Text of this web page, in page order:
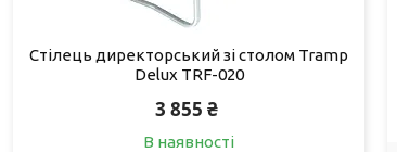
Стілець директорський зі столом Tramp
Delux TRF-020
3 855 ₴
В наявності